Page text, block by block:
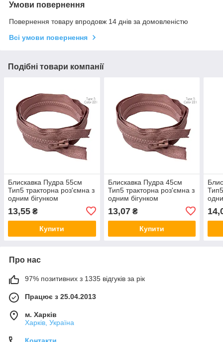
Умови повернення
Повернення товару впродовж 14 днів за домовленістю
Всі умови повернення
Подібні товари компанії
Блискавка Пудра 55см
Тип5 тракторна роз'ємна з
одним бігунком
13,55 ₴
Купити
Блискавка Пудра 45см
Тип5 тракторна роз'ємна з
одним бігунком
13,07₴
Купити
Про нас
97% позитивних з 1335 відгуків за рік
Працює з 25.04.2013
м. Харків
Харків, Україна